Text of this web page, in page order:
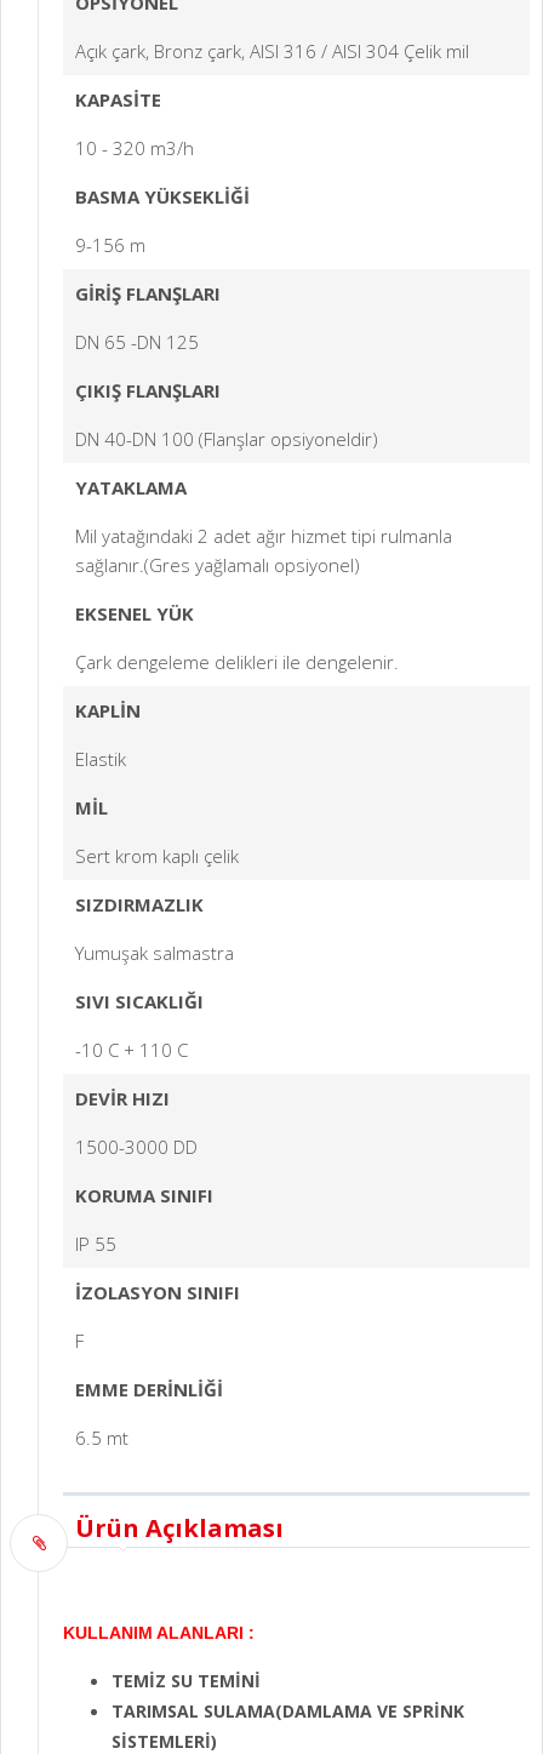
Açık çark, Bronz çark, AISI 316 / AISI 304 Çelik mil
KAPASİTE
10 - 320 m3/h
BASMA YÜKSEKLİĞİ
9-156 m
GİRİŞ FLANŞLARI
DN 65 -DN 125
ÇIKIŞ FLANŞLARI
DN 40-DN 100 (Flanşlar opsiyoneldir)
YATAKLAMA
Mil yatağındaki 2 adet ağır hizmet tipi rulmanla
sağlanır.(Gres yağlamalı opsiyonel)
EKSENEL YÜK
Çark dengeleme delikleri ile dengelenir.
KAPLİN
Elastik
MİL
Sert krom kaplı çelik
SIZDIRMAZLIK
Yumuşak salmastra
SIVI SICAKLIĞI
-10 C + 110 C
DEVİR HIZI
1500-3000 DD
KORUMA SINIFI
IP 55
İZOLASYON SINIFI
F
EMME DERİNLİĞİ
6.5 mt
Ürün Açıklaması
KULLANIM ALANLARI :
TEMİZ SU TEMİNİ
TARIMSAL SULAMA(DAMLAMA VE SPRİNK
SİSTEMLERİ)